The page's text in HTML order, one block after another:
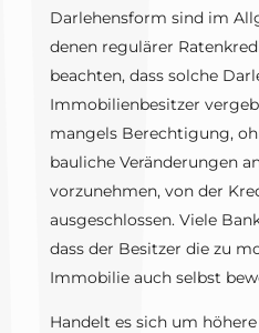
Darlehensform sind im
denen regulärer
beachten, dass solche
Immobilienbesitzer
mangels Berechtigung,
bauliche Veränderungen
vorzunehmen, von der
ausgeschlossen. Viele
dass der Besitzer die zu
Immobilie auch selbst
Handelt es sich um